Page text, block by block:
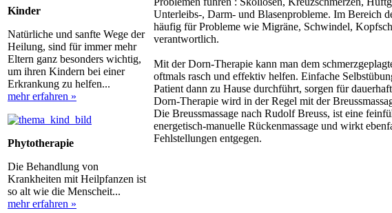
Kinder
Natürliche und sanfte Wege der
Heilung, sind für immer mehr
Eltern ganz besonders wichtig,
um ihren Kindern bei einer
Erkrankung zu helfen...
mehr erfahren »
Phytotherapie
Die Behandlung von
Krankheiten mit Heilpfanzen ist
so alt wie die Menscheit...
mehr erfahren »
Unterleibs-, Darm- und Blasenprobleme. Im Bereich
häufig für Probleme wie Migräne, Schwindel,
verantwortlich.
Mit der Dorn-Therapie kann man dem
oftmals rasch und effektiv helfen. Einfache
Patient dann zu Hause durchführt, sorgen für
Dorn-Therapie wird in der Regel mit der
Die Breussmassage nach Rudolf Breuss, ist eine
energetisch-manuelle Rückenmassage und wirkt
Fehlstellungen entgegen.